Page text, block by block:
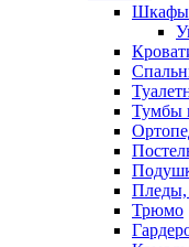
Шкафы
Тумбы
Пледы,
Трюмо